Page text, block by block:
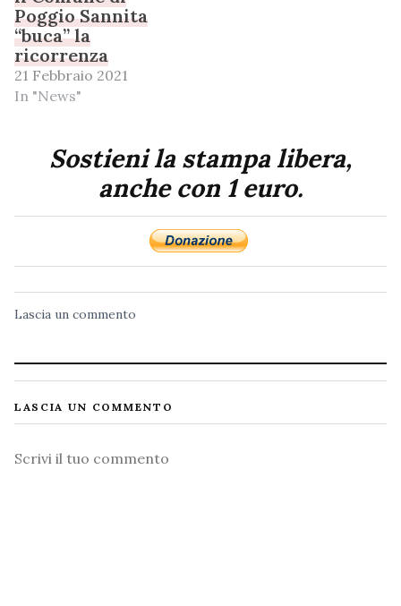
Poggio Sannita
“buca” la
ricorrenza
21 Febbraio 2021
In "News"
Sostieni la stampa libera,
anche con 1 euro.
Lascia un commento
LASCIA UN COMMENTO
Commento